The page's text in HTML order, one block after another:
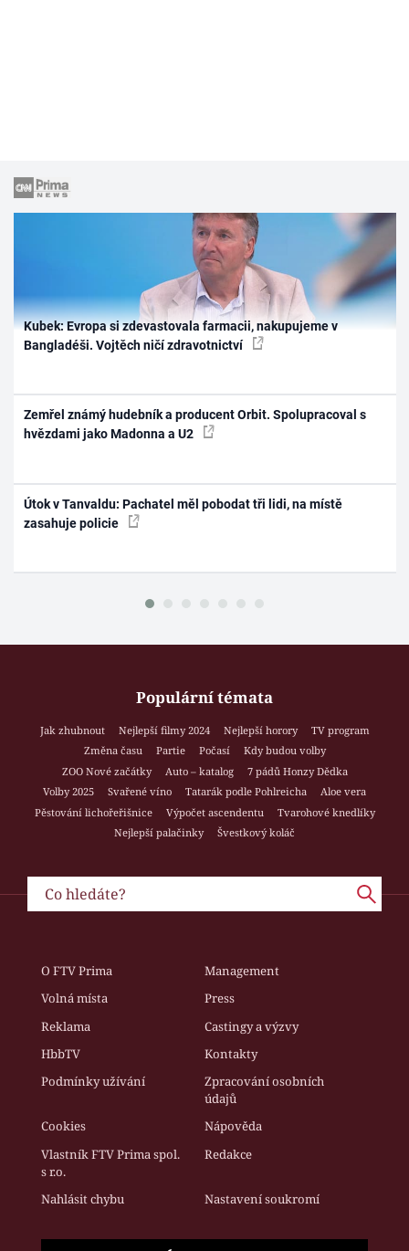
Kubek: Evropa si zdevastovala farmacii, nakupujeme v
Bangladéši. Vojtěch ničí zdravotnictví
Zemřel známý hudebník a producent Orbit. Spolupracoval s
hvězdami jako Madonna a U2
Útok v Tanvaldu: Pachatel měl pobodat tři lidi, na místě
zasahuje policie
Populární témata
Jak zhubnout Nejlepší filmy 2024 Nejlepší horory
TV program
Změna času
Partie Počasí
Kdy budou volby
ZOO Nové začátky
Auto – katalog
7 pádů Honzy Dědka
Volby 2025
Svařené víno Tatarák podle Pohlreicha
Aloe vera
Pěstování lichořeřišnice
Výpočet ascendentu
Tvarohové knedlíky
Nejlepší palačinky
Švestkový koláč
O FTV Prima
Management
Volná místa
Press
Reklama
Castingy a výzvy
HbbTV
Kontakty
Podmínky užívání
Zpracování osobních
údajů
Cookies
Nápověda
Vlastník FTV Prima spol.
s r.o.
Redakce
Nahlásit chybu Nastavení soukromí